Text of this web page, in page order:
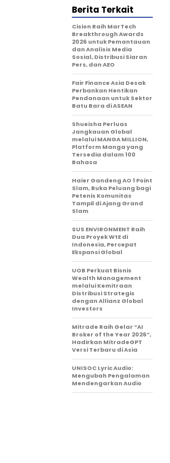
Berita Terkait
Cision Raih MarTech
Breakthrough Awards
2026 untuk Pemantauan
dan Analisis Media
Sosial, Distribusi Siaran
Pers, dan AEO
Fair Finance Asia Desak
Perbankan Hentikan
Pendanaan untuk Sektor
Batu Bara di ASEAN
Shueisha Perluas
Jangkauan Global
melalui MANGA MILLION,
Platform Manga yang
Tersedia dalam 100
Bahasa
Haier Gandeng AO 1 Point
Slam, Buka Peluang bagi
Petenis Komunitas
Tampil di Ajang Grand
Slam
SUS ENVIRONMENT Raih
Dua Proyek WtE di
Indonesia, Percepat
Ekspansi Global
UOB Perkuat Bisnis
Wealth Management
melalui Kemitraan
Distribusi Strategis
dengan Allianz Global
Investors
Mitrade Raih Gelar “AI
Broker of the Year 2026”,
Hadirkan MitradeGPT
Versi Terbaru di Asia
UNISOC Lyric Audio:
Mengubah Pengalaman
Mendengarkan Audio